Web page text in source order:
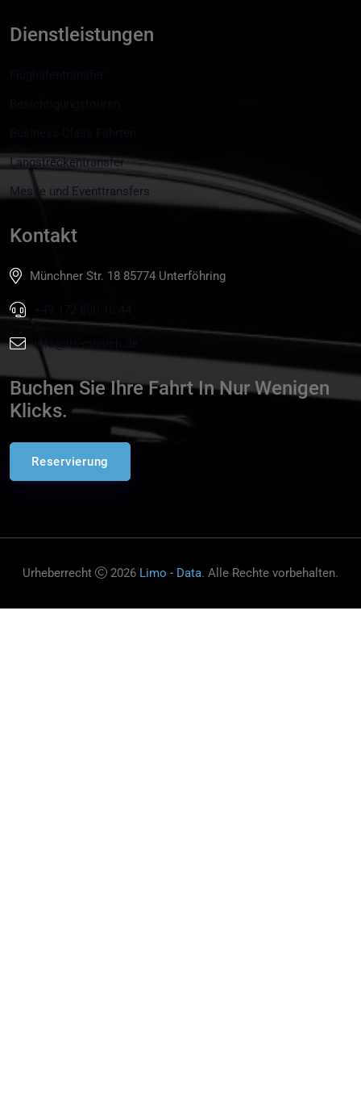
Dienstleistungen
Flughafentransfer
Besichtigungstouren
Business-Class Fahrten
Langstreckentransfer
Messe und Eventtransfers
Kontakt
Münchner Str. 18 85774 Unterföhring
+49 172 890 10 44
info@tls-munich.de
Buchen Sie Ihre Fahrt In Nur Wenigen
Klicks.
Reservierung
Urheberrecht 2026 Limo - Data. Alle Rechte vorbehalten.